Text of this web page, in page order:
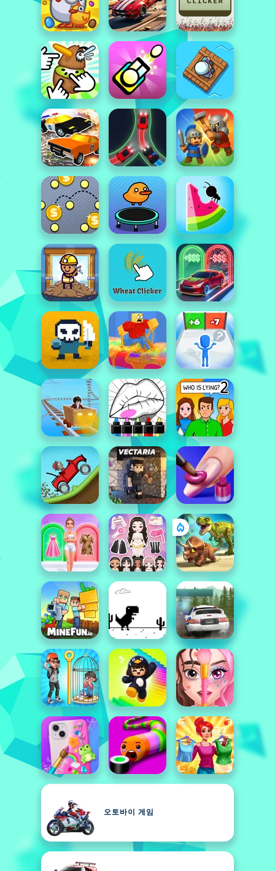
오토바이 게임